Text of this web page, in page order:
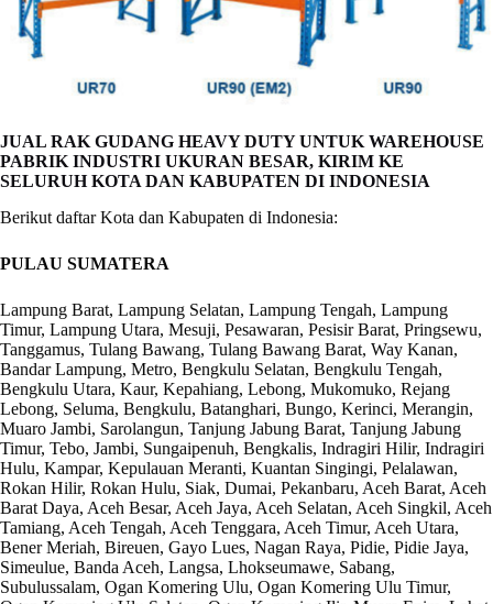
JUAL RAK GUDANG HEAVY DUTY UNTUK WAREHOUSE
PABRIK INDUSTRI UKURAN BESAR, KIRIM KE
SELURUH KOTA DAN KABUPATEN DI INDONESIA
Berikut daftar Kota dan Kabupaten di Indonesia:
PULAU SUMATERA
Lampung Barat, Lampung Selatan, Lampung Tengah, Lampung
Timur, Lampung Utara, Mesuji, Pesawaran, Pesisir Barat, Pringsewu,
Tanggamus, Tulang Bawang, Tulang Bawang Barat, Way Kanan,
Bandar Lampung, Metro, Bengkulu Selatan, Bengkulu Tengah,
Bengkulu Utara, Kaur, Kepahiang, Lebong, Mukomuko, Rejang
Lebong, Seluma, Bengkulu, Batanghari, Bungo, Kerinci, Merangin,
Muaro Jambi, Sarolangun, Tanjung Jabung Barat, Tanjung Jabung
Timur, Tebo, Jambi, Sungaipenuh, Bengkalis, Indragiri Hilir, Indragiri
Hulu, Kampar, Kepulauan Meranti, Kuantan Singingi, Pelalawan,
Rokan Hilir, Rokan Hulu, Siak, Dumai, Pekanbaru, Aceh Barat, Aceh
Barat Daya, Aceh Besar, Aceh Jaya, Aceh Selatan, Aceh Singkil, Aceh
Tamiang, Aceh Tengah, Aceh Tenggara, Aceh Timur, Aceh Utara,
Bener Meriah, Bireuen, Gayo Lues, Nagan Raya, Pidie, Pidie Jaya,
Simeulue, Banda Aceh, Langsa, Lhokseumawe, Sabang,
Subulussalam, Ogan Komering Ulu, Ogan Komering Ulu Timur,